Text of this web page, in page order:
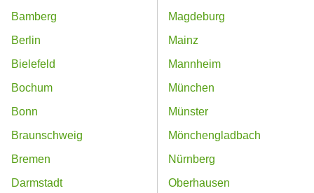
Bamberg
Berlin
Bielefeld
Bochum
Bonn
Braunschweig
Bremen
Darmstadt
Magdeburg
Mainz
Mannheim
München
Münster
Mönchengladbach
Nürnberg
Oberhausen